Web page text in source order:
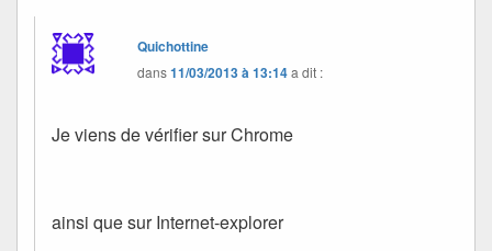
Quichottine
dans11/03/2013 à 13:14a dit :
Je viens de vérifier sur Chrome
ainsi que sur Internet-explorer